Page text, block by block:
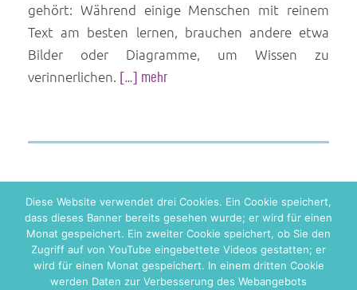
gehört: Während einige Menschen mit reinem
Text am besten lernen, brauchen andere etwa
Bilder oder Diagramme, um Wissen zu
verinnerlichen. […] mehr
Diese Website verwendet drei Cookies. Ein Cookie speichert,
dass dieses Banner bereits gesehen wurde; er wird für einen
Monat gespeichert. Ein zweiter Cookie speichert, ob Sie den
Zugriff auf von YouTube eingebettete Videos gestatten; er
wird für einen Monat gespeichert. In einem dritten Cookie
werden Daten zur Verbesserung des Webangebots